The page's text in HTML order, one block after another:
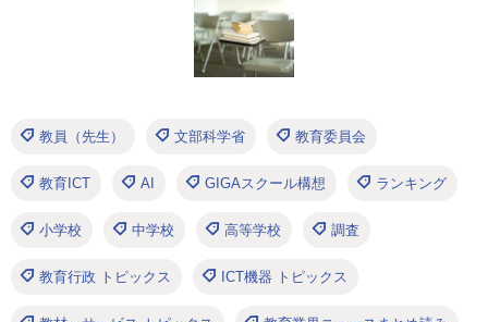
教員（先生） 文部科学省 教育委員会
教育ICT AI GIGAスクール構想 ランキング
小学校 中学校 高等学校 調査
教育行政 トピックス ICT機器 トピックス